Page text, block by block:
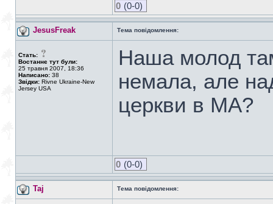
0 (0-0)
JesusFreak Тема повідомлення:
Стать:
Востаннє тут були:
25 травня 2007, 18:36
Написано: 38
Звідки: Rivne Ukraine-New
Jersey USA
Наша молод
немала, але
церкви в МА?
0 (0-0)
Taj Тема повідомлення: